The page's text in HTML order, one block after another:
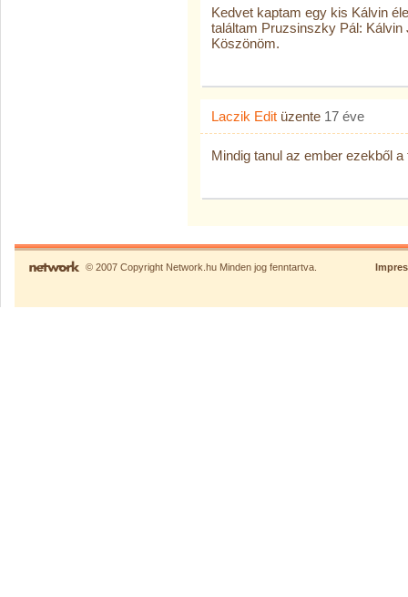
Kedvet kaptam egy kis Kálvin
találtam Pruzsinszky Pál:
Köszönöm.
Laczik Edit üzente 17 éve
Mindig tanul az ember ezekből
© 2007 Copyright Network.hu Minden jog fenntartva.